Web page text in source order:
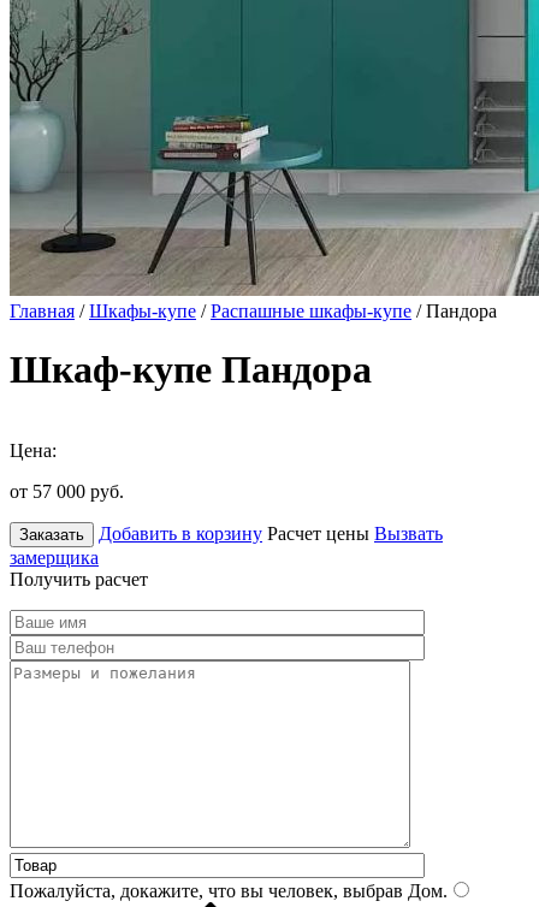
Главная /Шкафы-купе /Распашные шкафы-купе / Пандора
Шкаф-купе Пандора
Цена:
от 57 000 руб.
Заказать Добавить в корзину Расчет цены Вызвать
замерщика
Получить расчет
Пожалуйста, докажите, что вы человек, выбрав Дом.